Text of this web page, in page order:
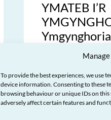
To provide the best experiences, we use
device information. Consenting to these
browsing behaviour or unique IDs on
adversely affect certain features and
YMATEB I’R
Arfaethedig
erbyn
Domestig a
(VAWDASV)